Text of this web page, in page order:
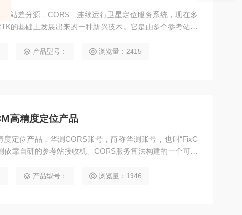
站差分源，CORS—连续运行卫星定位服务系统，现在多
的基础上发展出来的一种新兴技术。它是由多个参考站组
动站，或者在移动站附近虚拟出一个基站信息来供移动站进
产品型号： 浏览量：2415
高精度定位产品
定位产品，华测CORS账号，简称华测账号，也叫“FixC
依靠自研的参考站接收机、CORS服务算法构建的一个可以
产品型号： 浏览量：1946